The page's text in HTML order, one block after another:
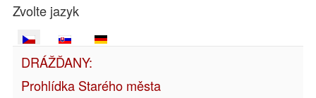
Zvolte jazyk
DRÁŽĎANY:
Prohlídka Starého města